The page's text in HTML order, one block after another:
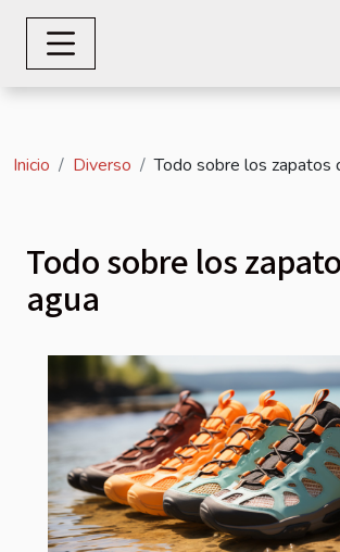
Inicio Diverso Todo sobre los zapatos
Todo sobre los
agua